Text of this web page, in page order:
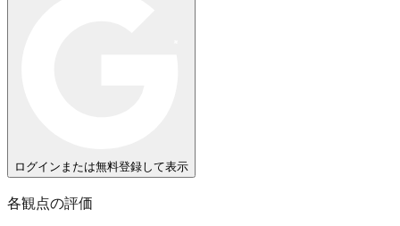
ログインまたは無料登録して表示
各観点の評価